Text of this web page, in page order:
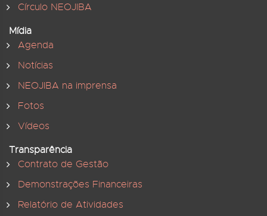
Círculo NEOJIBA
Mídia
Agenda
Notícias
NEOJIBA na imprensa
Fotos
Vídeos
Transparência
Contrato de Gestão
Demonstrações Financeiras
Relatório de Atividades